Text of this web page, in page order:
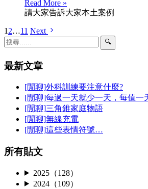
Read More »
請大家告訴大家本土案例
1 2…11 Next
🔍
最新文章
[閒聊]外科訓練要注意什麼?
[閒聊]每過一天就少一天，每值
[閒聊]三角錐家庭物語
[閒聊]無線充電
[閒聊]這些表情符號…
所有貼文
2025（128）
2024（109）